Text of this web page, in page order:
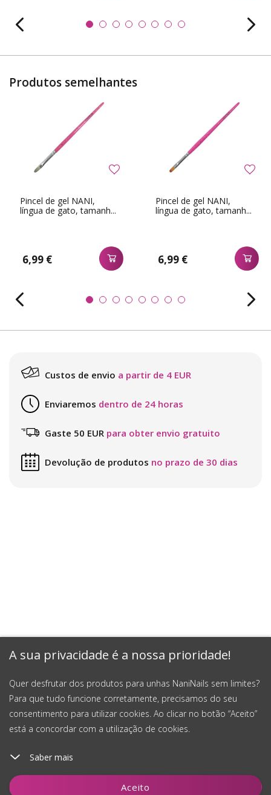
A sua privacidade é a nossa prioridade!
Quer desfrutar dos produtos para unhas NaniNails sem limites?
Para que tudo funcione corretamente, precisamos do seu
consentimento para utilizar cookies. Ao clicar no botão “Aceito”
está a concordar com a utilização de cookies.
Saber mais
Aceito
Adicionar ao carrinho
Produtos semelhantes
Pincel de gel NANI,
língua de gato, tamanh...
6,99 €
Pincel de gel NANI,
língua de gato, tamanh...
6,99 €
Custos de envio a partir de 4 EUR
Enviaremos dentro de 24 horas
Gaste 50 EUR para obter envio gratuito
Devolução de produtos no prazo de 30 dias